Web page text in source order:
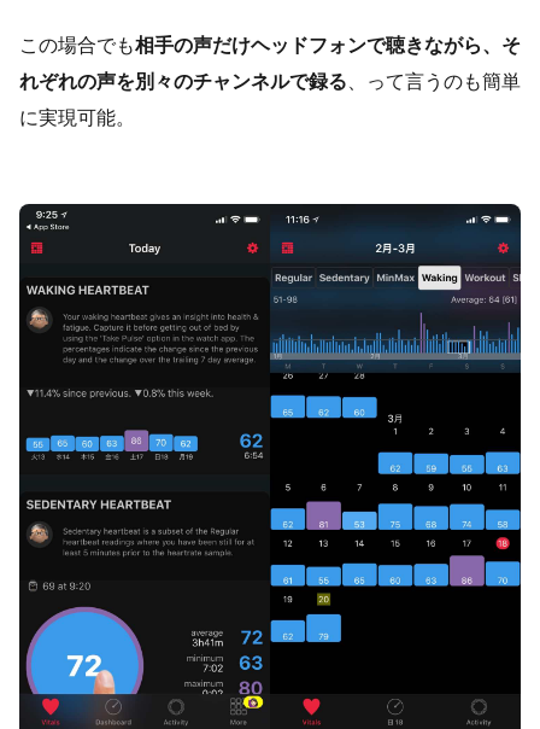
この場合でも相手の声だけヘッドフォンで聴きながら、そ
れぞれの声を別々のチャンネルで録る 、って言うのも簡単
に実現可能。